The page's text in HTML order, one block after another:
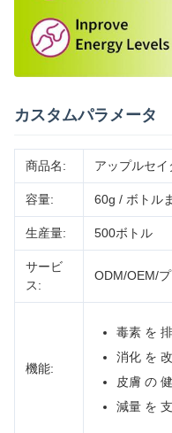
カスタムパラメータ
商品名: アップルセイ
容量: 60g / ボトル
生産量: 500ボトル
サービ
ス:
ODM/OEM/
機能:
毒素 を
消化 を
皮膚 の
減量 を